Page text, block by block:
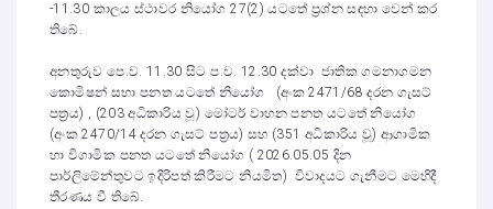
-11.30 කාලය ස්ථාවර නියෝග 27(2) යටතේ ප්‍රශ්න සඳහා වෙන් කර
තිබේ.
අනතුරුව පෙ.ව. 11.30 සිට ප.ව. 12.30 දක්වා ජාතික ගමනාගමන
කොමිෂන් සභා පනත යටතේ නියෝග (අංක 2471/68 දරන ගැසට්
පත්‍රය) , (203 අධිකාරිය වූ) මෝටර් වාහන පනත යටතේ නියෝග
(අංක 2470/14 දරන ගැසට් පත්‍රය) සහ (351 අධිකාරිය වූ) ආගාමික
හා විගාමික පනත යටතේ නියෝග ( 2026.05.05 දින
පාර්ලිමේන්තුවට ඉදිරිපත් කිරීමට නියමිත) විවාදයට ගැනීමට මෙහිදී
තීරණය වී තිබේ.